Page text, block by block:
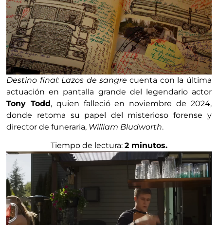
Tiempo de lectura: 2 minutos.
Destino final: Lazos de sangrecuenta con la última
actuación en pantalla grande del legendario actor
Tony Todd, quien falleció en noviembre de 2024,
donde retoma su papel del misterioso forense y
director de funeraria, William Bludworth.